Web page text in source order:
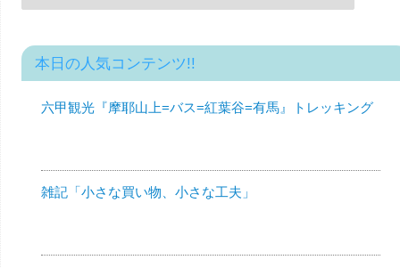
本日の人気コンテンツ!!
六甲観光『摩耶山上=バス=紅葉谷=有馬』トレッキング
雑記「小さな買い物、小さな工夫」